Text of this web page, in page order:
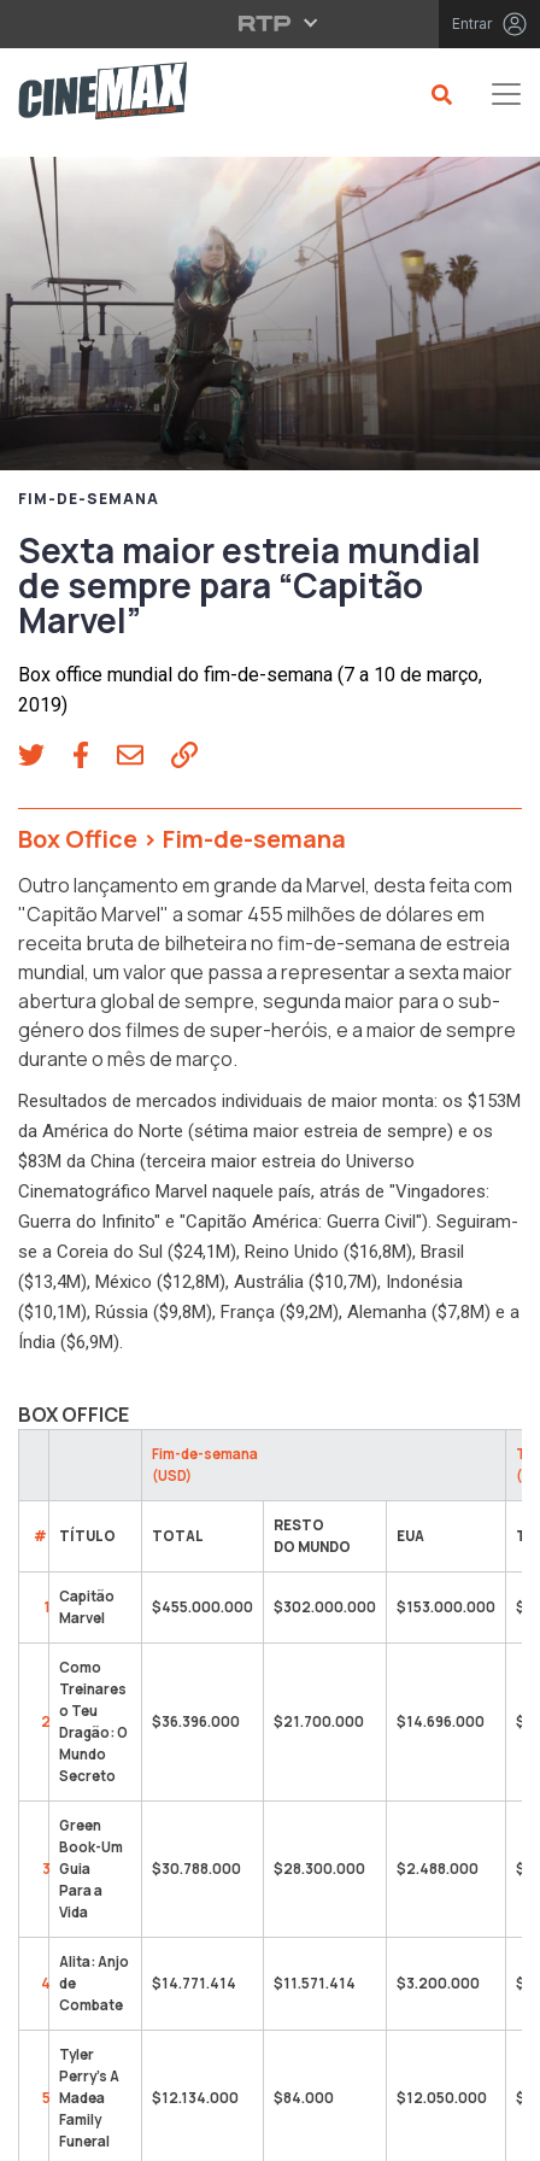
Saltar para o conteúdo principal Entrar
FIM-DE-SEMANA
Sexta maior estreia mundial
de sempre para “Capitão
Marvel”
Box office mundial do fim-de-semana (7 a 10 de março,
2019)
Box Office > Fim-de-semana
Outro lançamento em grande da Marvel, desta feita com
"Capitão Marvel" a somar 455 milhões de dólares em
receita bruta de bilheteira no fim-de-semana de estreia
mundial, um valor que passa a representar a sexta maior
abertura global de sempre, segunda maior para o sub-
género dos filmes de super-heróis, e a maior de sempre
durante o mês de março.
Resultados de mercados individuais de maior monta: os $153M
da América do Norte (sétima maior estreia de sempre) e os
$83M da China (terceira maior estreia do Universo
Cinematográfico Marvel naquele país, atrás de "Vingadores:
Guerra do Infinito" e "Capitão América: Guerra Civil"). Seguiram-
se a Coreia do Sul ($24,1M), Reino Unido ($16,8M), Brasil
($13,4M), México ($12,8M), Austrália ($10,7M), Indonésia
($10,1M), Rússia ($9,8M), França ($9,2M), Alemanha ($7,8M) e a
Índia ($6,9M).
BOX OFFICE
Fim-de-semana
(USD)
# TÍTULO TOTAL
RESTO
DO MUNDO
EUA
1
Capitão
Marvel
$455.000.000 $302.000.000 $153.000.000
2
Como
Treinares
o Teu
Dragão: O
Mundo
Secreto
$36.396.000 $21.700.000 $14.696.000
3
Green
Book-Um
Guia
Para a
Vida
$30.788.000 $28.300.000 $2.488.000
4
Alita: Anjo
de
Combate
$14.771.414 $11.571.414 $3.200.000
5
Tyler
Perry’s A
Madea
Family
Funeral
$12.134.000 $84.000 $12.050.000